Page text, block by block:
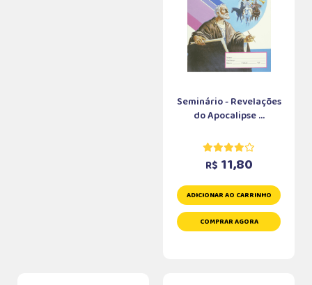
Seminário - Revelações
do Apocalipse ...
R$ 11,80
ADICIONAR AO CARRINHO
COMPRAR AGORA